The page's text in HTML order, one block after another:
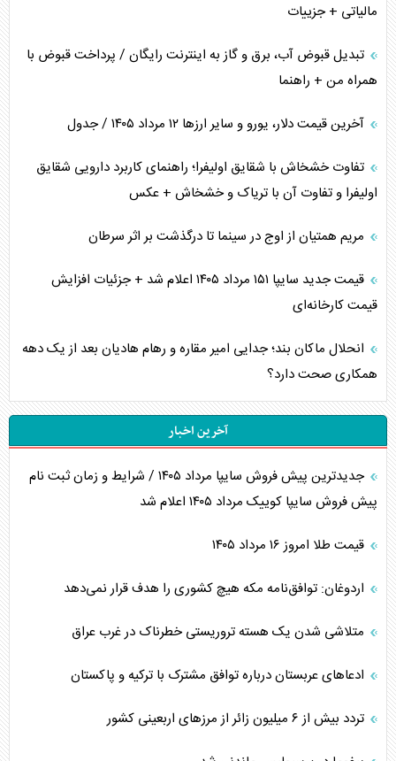
مالیاتی + جزییات
تبدیل قبوض آب، برق و گاز به اینترنت رایگان / پرداخت قبوض با
همراه من + راهنما
آخرین قیمت دلار، یورو و سایر ارز‌ها ۱۲ مرداد ۱۴۰۵ / جدول
تفاوت خشخاش با شقایق اولیفرا؛ راهنمای کاربرد دارویی شقایق
اولیفرا و تفاوت آن با تریاک و خشخاش + عکس
مریم همتیان از اوج در سینما تا درگذشت بر اثر سرطان
قیمت جدید سایپا ۱۵۱ مرداد ۱۴۰۵ اعلام شد + جزئیات افزایش
قیمت کارخانه‌ای
انحلال ماکان بند؛ جدایی امیر مقاره و رهام هادیان بعد از یک دهه
همکاری صحت دارد؟
آخرین اخبار
جدیدترین پیش فروش سایپا مرداد ۱۴۰۵ / شرایط و زمان ثبت نام
پیش فروش سایپا کوییک مرداد ۱۴۰۵ اعلام شد
قیمت طلا امروز ۱۶ مرداد ۱۴۰۵
اردوغان: توافق‌نامه مکه هیچ کشوری را هدف قرار نمی‌دهد
متلاشی شدن یک هسته تروریستی خطرناک در غرب عراق
ادعاهای عربستان درباره توافق مشترک با ترکیه و پاکستان
تردد بیش از ۶ میلیون زائر از مرزهای اربعینی کشور